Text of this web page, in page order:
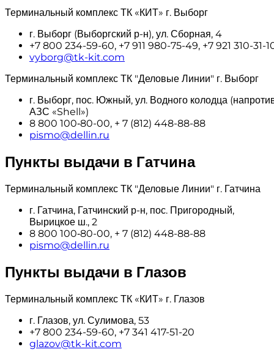
Терминальный комплекс ТК «КИТ» г. Выборг
г. Выборг (Выборгский р-н), ул. Сборная, 4
+7 800 234-59-60, +7 911 980-75-49, +7 921 310-31-
vyborg@tk-kit.com
Терминальный комплекс ТК "Деловые Линии" г. Выборг
г. Выборг, пос. Южный, ул. Водного колодца
АЗС «Shell»)
8 800 100‑80-00, + 7 (812) 448-88-88
pismo@dellin.ru
Пункты выдачи в Гатчина
Терминальный комплекс ТК "Деловые Линии" г. Гатчина
г. Гатчина, Гатчинский р-н, пос. Пригородный,
Вырицкое ш., 2
8 800 100‑80-00, + 7 (812) 448-88-88
pismo@dellin.ru
Пункты выдачи в Глазов
Терминальный комплекс ТК «КИТ» г. Глазов
г. Глазов, ул. Сулимова, 53
+7 800 234-59-60, +7 341 417-51-20
glazov@tk-kit.com